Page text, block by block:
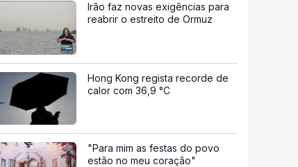
Irão faz novas exigências para
reabrir o estreito de Ormuz
Hong Kong regista recorde de
calor com 36,9 °C
"Para mim as festas do povo
estão no meu coração"